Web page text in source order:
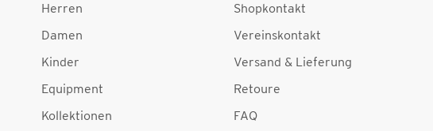
Herren
Damen
Kinder
Equipment
Kollektionen
Shopkontakt
Vereinskontakt
Versand & Lieferung
Retoure
FAQ